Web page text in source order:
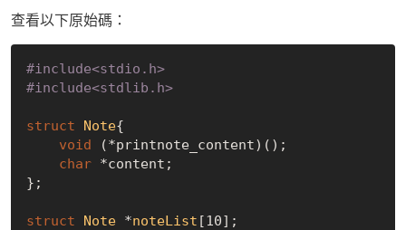
查看以下原始碼：
#include<stdio.h>
#include<stdlib.h>
struct Note{
void (*printnote_content)();
char *content;
};
struct Note *noteList [10];